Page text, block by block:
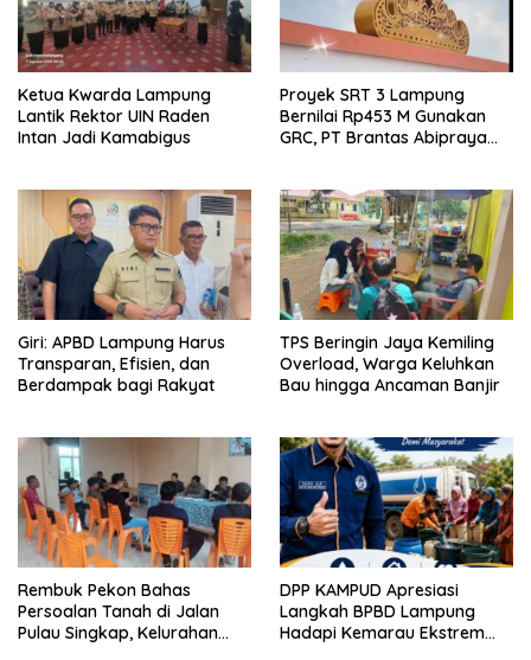
Ketua Kwarda Lampung
Lantik Rektor UIN Raden
Intan Jadi Kamabigus
Proyek SRT 3 Lampung
Bernilai Rp453 M Gunakan
GRC, PT Brantas Abipraya
Giri: APBD Lampung Harus
Transparan, Efisien, dan
Berdampak bagi Rakyat
TPS Beringin Jaya Kemiling
Overload, Warga Keluhkan
Bau hingga Ancaman Banjir
Rembuk Pekon Bahas
Persoalan Tanah di Jalan
Pulau Singkap, Kelurahan
DPP KAMPUD Apresiasi
Langkah BPBD Lampung
Hadapi Kemarau Ekstrem